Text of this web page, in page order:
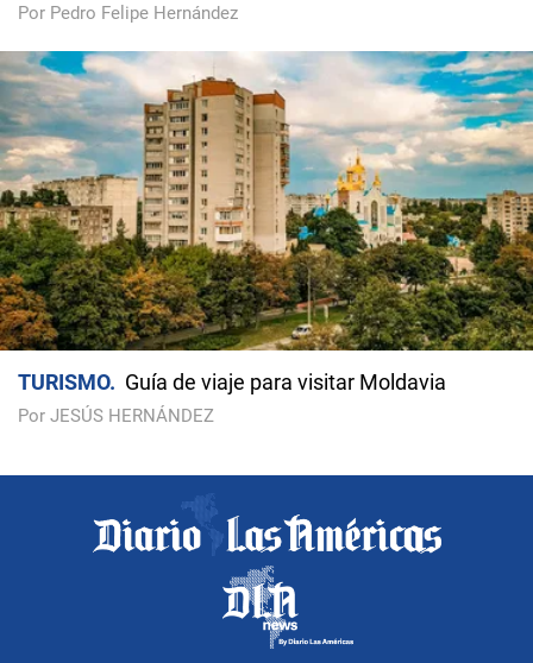
Por Pedro Felipe Hernández
TURISMO Guía de viaje para visitar Moldavia
Por JESÚS HERNÁNDEZ